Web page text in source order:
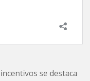
se destaca